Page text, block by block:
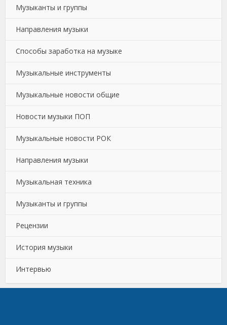
Музыканты и группы
Направления музыки
Способы заработка на музыке
Музыкальные инструменты
Музыкальные новости общие
Новости музыки ПОП
Музыкальные новости РОК
Направления музыки
Музыкальная техника
Музыканты и группы
Рецензии
История музыки
Интервью